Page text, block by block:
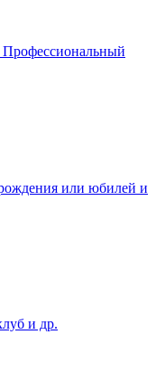
Профессиональный
или юбилей и
и др.